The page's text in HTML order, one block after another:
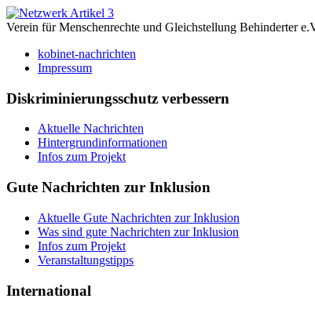
Verein für Menschenrechte und Gleichstellung Behinderter
kobinet-nachrichten
Impressum
Diskriminierungsschutz verbessern
Aktuelle Nachrichten
Hintergrundinformationen
Infos zum Projekt
Gute Nachrichten zur Inklusion
Aktuelle Gute Nachrichten zur Inklusion
Was sind gute Nachrichten zur Inklusion
Infos zum Projekt
Veranstaltungstipps
International